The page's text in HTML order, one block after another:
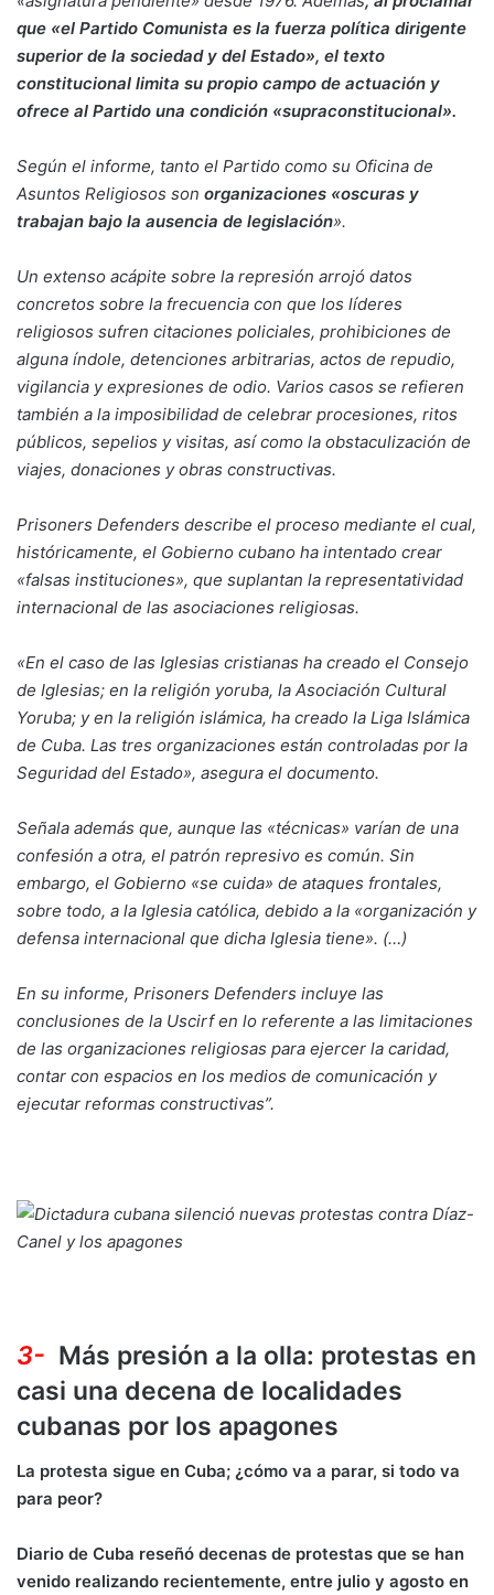
que «el Partido Comunista es la fuerza política dirigente
superior de la sociedad y del Estado», el texto
constitucional limita su propio campo de actuación y
ofrece al Partido una condición «supraconstitucional».
Según el informe, tanto el Partido como su Oficina de
Asuntos Religiosos son organizaciones «oscuras y
trabajan bajo la ausencia de legislación».
Un extenso acápite sobre la represión arrojó datos
concretos sobre la frecuencia con que los líderes
religiosos sufren citaciones policiales, prohibiciones de
alguna índole, detenciones arbitrarias, actos de repudio,
vigilancia y expresiones de odio. Varios casos se refieren
también a la imposibilidad de celebrar procesiones, ritos
públicos, sepelios y visitas, así como la obstaculización de
viajes, donaciones y obras constructivas.
Prisoners Defenders describe el proceso mediante el cual,
históricamente, el Gobierno cubano ha intentado crear
«falsas instituciones», que suplantan la representatividad
internacional de las asociaciones religiosas.
«En el caso de las Iglesias cristianas ha creado el Consejo
de Iglesias; en la religión yoruba, la Asociación Cultural
Yoruba; y en la religión islámica, ha creado la Liga Islámica
de Cuba. Las tres organizaciones están controladas por la
Seguridad del Estado», asegura el documento.
Señala además que, aunque las «técnicas» varían de una
confesión a otra, el patrón represivo es común. Sin
embargo, el Gobierno «se cuida» de ataques frontales,
sobre todo, a la Iglesia católica, debido a la «organización y
defensa internacional que dicha Iglesia tiene». (…)
En su informe, Prisoners Defenders incluye las
conclusiones de la Uscirf en lo referente a las limitaciones
de las organizaciones religiosas para ejercer la caridad,
contar con espacios en los medios de comunicación y
ejecutar reformas constructivas”.
3- Más presión a la olla: protestas en
casi una decena de localidades
cubanas por los apagones
La protesta sigue en Cuba; ¿cómo va a parar, si todo va
para peor?
Diario de Cuba reseñó decenas de protestas que se han
venido realizando recientemente, entre julio y agosto en